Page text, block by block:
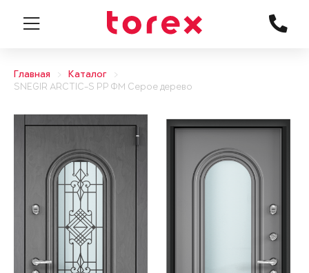
Главная
Каталог
SNEGIR ARCTIC-S PP ФМ Серое дерево